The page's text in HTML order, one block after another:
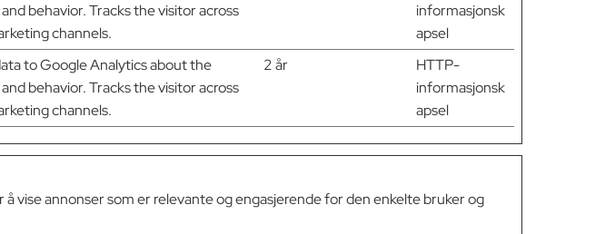
behavior. Tracks the visitor across
channels.
informasjonsk
apsel
to Google Analytics about the
behavior. Tracks the visitor across
channels.
2 år
HTTP-
informasjonsk
apsel
vise annonser som er relevante og engasjerende for den enkelte bruker og